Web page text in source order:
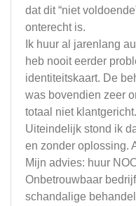
dat dit “niet
onterecht is.
Ik huur al jarenlang
heb nooit eerder
identiteitskaart. De
was bovendien zeer
totaal niet klantgericht.
Uiteindelijk stond ik
en zonder oplossing.
Mijn advies: huur
Onbetrouwbaar
schandalige